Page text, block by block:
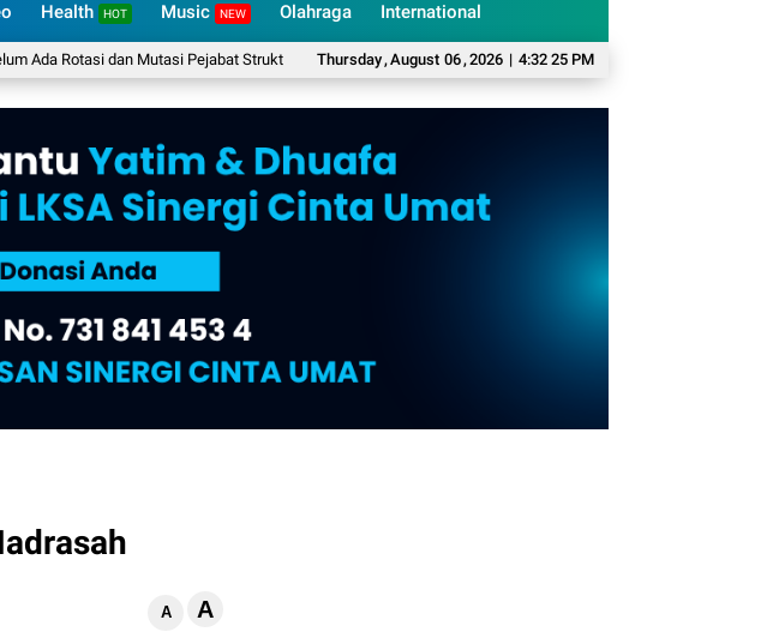
Health HOT Music NEW Olahraga International
Thursday,August 06,2026 | 4:32 26 PM
Rotasi dan Mutasi Pejabat Struktural PAD Pariwisata Cianjur Lampaui Separuh Target, Disbudpar Genjot
A A